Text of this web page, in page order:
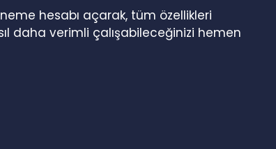
hesabı açarak, tüm özellikleri
daha verimli çalışabileceğinizi hemen